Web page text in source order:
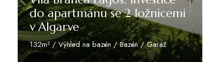
do apartmánu se 2 ložnicemi
v Algarve
132m² / Výhled na bazén / Bazén / Garáž